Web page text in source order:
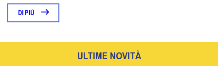
DI PIÙ
ULTIME NOVITÀ